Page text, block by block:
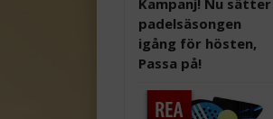
Kampanj! Nu sätter
padelsäsongen
igång för hösten,
Passa på!